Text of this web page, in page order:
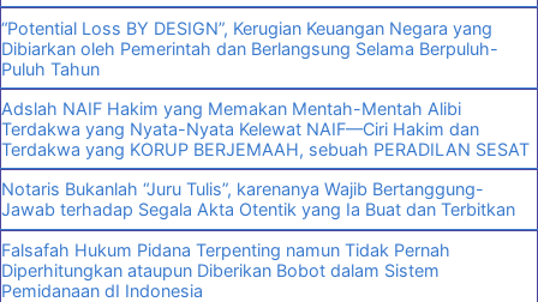
“Potential Loss BY DESIGN”, Kerugian Keuangan Negara yang
Dibiarkan oleh Pemerintah dan Berlangsung Selama Berpuluh-
Puluh Tahun
Adslah NAIF Hakim yang Memakan Mentah-Mentah Alibi
Terdakwa yang Nyata-Nyata Kelewat NAIF—Ciri Hakim dan
Terdakwa yang KORUP BERJEMAAH, sebuah PERADILAN SESAT
Notaris Bukanlah “Juru Tulis”, karenanya Wajib Bertanggung-
Jawab terhadap Segala Akta Otentik yang Ia Buat dan Terbitkan
Falsafah Hukum Pidana Terpenting namun Tidak Pernah
Diperhitungkan ataupun Diberikan Bobot dalam Sistem
Pemidanaan dI Indonesia